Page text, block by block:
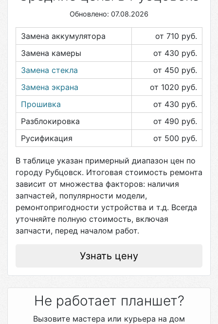
Обновлено: 07.08.2026
Замена аккумулятора от 710 руб.
Замена камеры
от 430 руб.
Замена стекла
от 450 руб.
Замена экрана
от 1020 руб.
Прошивка
от 430 руб.
Разблокировка
от 490 руб.
Русификация
от 500 руб.
В таблице указан примерный диапазон цен по
городу Рубцовск. Итоговая стоимость ремонта
зависит от множества факторов: наличия
запчастей, популярности модели,
ремонтопригодности устройства и т.д. Всегда
уточняйте полную стоимость, включая
запчасти, перед началом работ.
Узнать цену
Не работает планшет?
Вызовите мастера или курьера на дом